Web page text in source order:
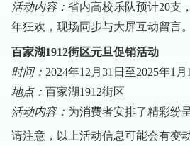
活动内容： 省内高校乐队预计20支
年狂欢，现场同步与大屏互动留言。
百家湖1912街区元旦促销活动
时间： 2024年12月31日至2025年1月
地点： 百家湖1912街区
活动内容： 为消费者安排了精彩纷
请注意，以上活动信息可能会有变